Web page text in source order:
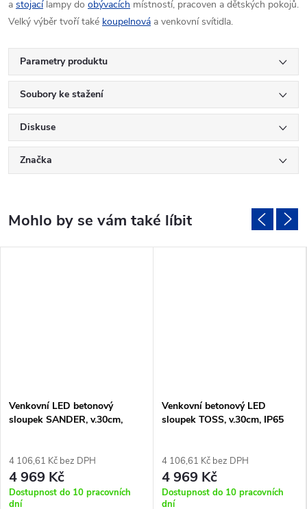
a stojacílampy do obývacích místností, pracoven a dětských pokojů.
Velký výběr tvoří také koupelnová a venkovní svítidla.
Parametry produktu
Soubory ke stažení
Diskuse
Značka
Venkovní LED betonový
sloupek SANDER, v.30cm,
4 106,61 Kč bez DPH
4 969 Kč
Dostupnost do 10 pracovních
dní
Venkovní betonový LED
sloupek TOSS, v.30cm, IP65
4 106,61 Kč bez DPH
4 969 Kč
Dostupnost do 10 pracovních
dní